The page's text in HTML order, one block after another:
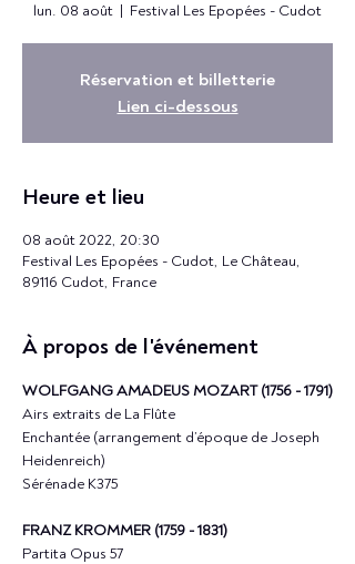
lun. 08 août
  |
Festival Les Epopées - Cudot
Réservation et billetterie
Lien ci-dessous
Heure et lieu
08 août 2022, 20:30
Festival Les Epopées - Cudot, Le Château,
89116 Cudot, France
À propos de l'événement
WOLFGANG AMADEUS MOZART (1756 - 1791)
Airs extraits de La Flûte
Enchantée (arrangement d’époque de Joseph
Heidenreich)
Sérénade K375
FRANZ KROMMER (1759 - 1831)
Partita Opus 57